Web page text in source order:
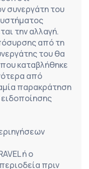
συνεργάτη του
την αλλαγή.
από τη
του θα
καταβλήθηκε
από
παρακράτηση
ή ο
πριν